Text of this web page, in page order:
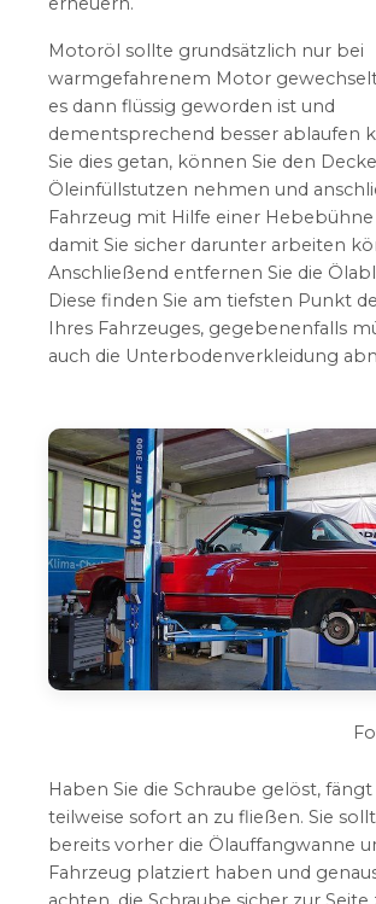
Motoröl sollte grundsätzlich nur bei
warmgefahrenem Motor
es dann flüssig geworden ist und
dementsprechend besser ablaufen
Sie dies getan, können Sie den
Öleinfüllstutzen nehmen und
Fahrzeug mit Hilfe einer
damit Sie sicher darunter arbeiten
Anschließend entfernen Sie die
Diese finden Sie am tiefsten Punkt
Ihres Fahrzeuges, gegebenenfalls
auch die Unterbodenverkleidung
Haben Sie die Schraube gelöst, fängt
teilweise sofort an zu fließen. Sie
bereits vorher die Ölauffangwanne
Fahrzeug platziert haben und